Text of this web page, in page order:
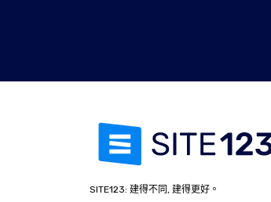
SITE123: 建得不同, 建得更好。